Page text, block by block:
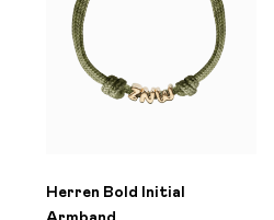
Herren Bold Initial